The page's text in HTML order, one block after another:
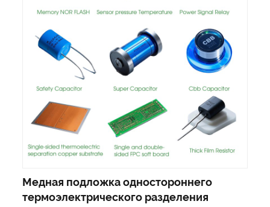
Медная подложка одностороннего
термоэлектрического разделения